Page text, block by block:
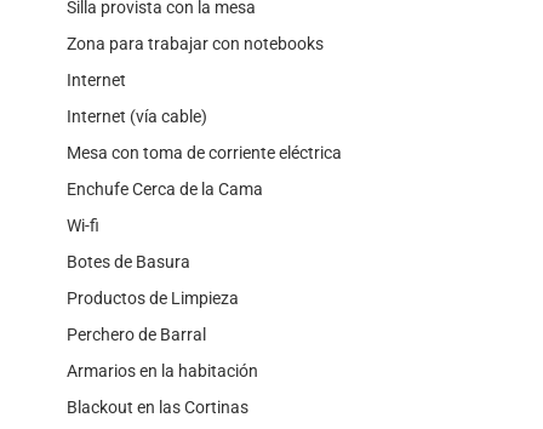
Silla provista con la mesa
Zona para trabajar con notebooks
Internet
Internet (vía cable)
Mesa con toma de corriente eléctrica
Enchufe Cerca de la Cama
Wi-fi
Botes de Basura
Productos de Limpieza
Perchero de Barral
Armarios en la habitación
Blackout en las Cortinas